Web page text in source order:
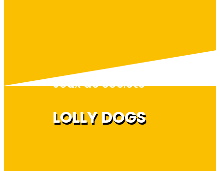
Jeux de société
LOLLY DOGS